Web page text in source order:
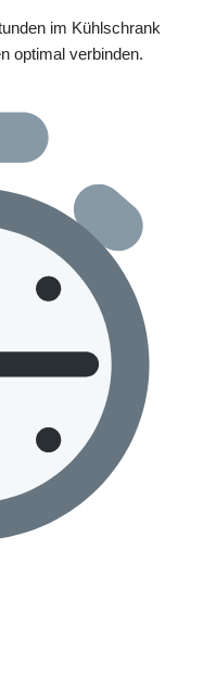
im Kühlschrank
optimal verbinden.